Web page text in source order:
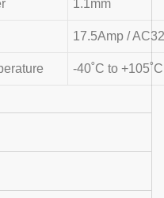
1.1mm
17.5Amp /
-40˚C to +105˚C